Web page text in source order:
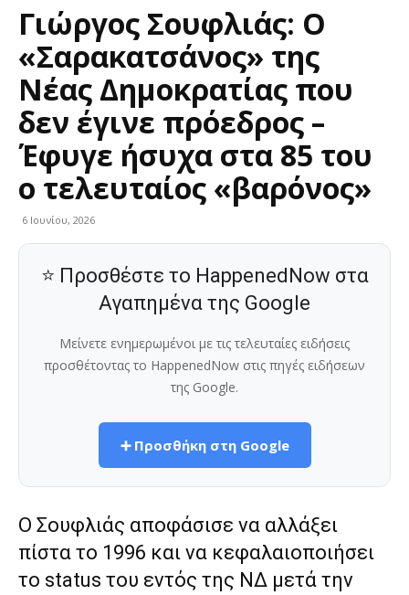
Γιώργος Σουφλιάς: Ο
«Σαρακατσάνος» της
Νέας Δημοκρατίας που
δεν έγινε πρόεδρος –
Έφυγε ήσυχα στα 85 του
ο τελευταίος «βαρόνος»
6 Ιουνίου, 2026
⭐ Προσθέστε το HappenedNow στα
Αγαπημένα της Google
Μείνετε ενημερωμένοι με τις τελευταίες ειδήσεις
προσθέτοντας το HappenedNow στις πηγές ειδήσεων
της Google.
➕ Προσθήκη στη Google
Ο Σουφλιάς αποφάσισε να αλλάξει
πίστα το 1996 και να κεφαλαιοποιήσει
το status του εντός της ΝΔ μετά την